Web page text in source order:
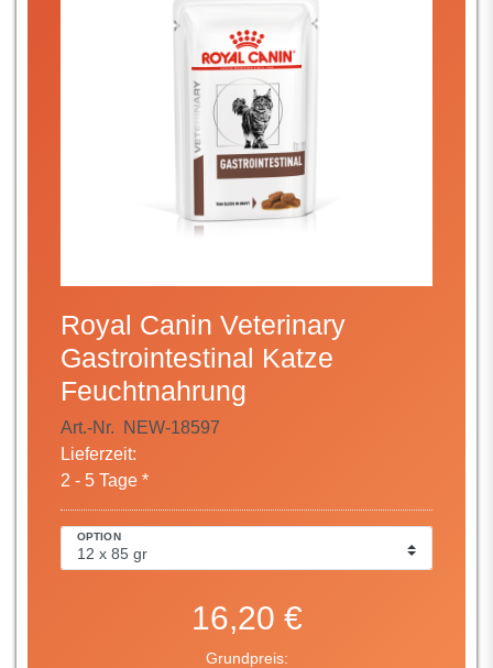
Royal Canin Veterinary
Gastrointestinal Katze
Feuchtnahrung
Art.-Nr.
NEW-18597
Lieferzeit:
2 - 5 Tage *
OPTION
16,20 €
Grundpreis: